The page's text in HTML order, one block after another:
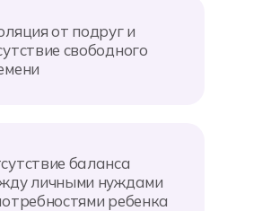
баланса
личными нуждами
ребенка
от подруг и
свободного